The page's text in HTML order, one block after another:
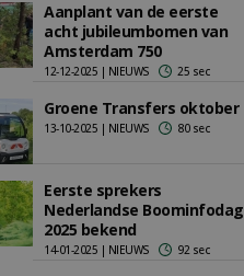
Aanplant van de eerste
acht jubileumbomen van
Amsterdam 750
12-12-2025 | NIEUWS 25 sec
Groene Transfers oktober
13-10-2025 | NIEUWS 80 sec
Eerste sprekers
Nederlandse Boominfodag
2025 bekend
14-01-2025 | NIEUWS 92 sec